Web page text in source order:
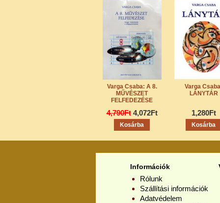
Varga Csaba: A 8.
MŰVÉSZET
FELFEDEZÉSE
4,790Ft 4,072Ft
Varga
LÁNYTÁR
1,280Ft
Információk
Rólunk
Szállítási információk
Adatvédelem